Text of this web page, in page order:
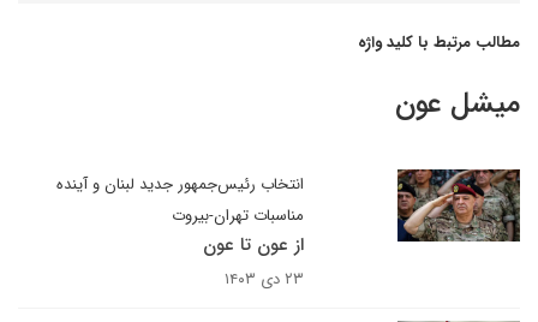
مطالب مرتبط با کلید واژه
میشل عون
انتخاب رئیس‌جمهور جدید لبنان و آینده
مناسبات تهران-بیروت
از عون تا عون
۲۳ دی ۱۴۰۳